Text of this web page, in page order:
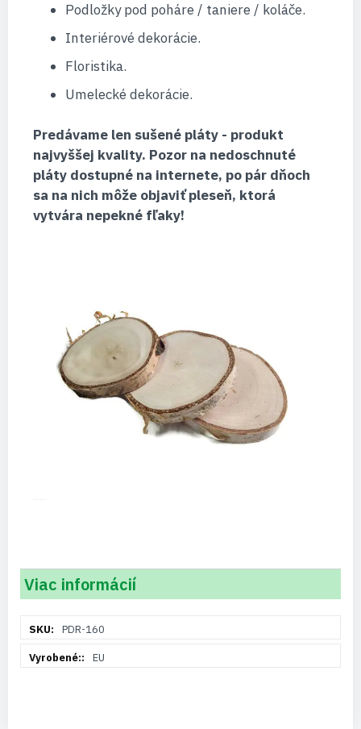
Podložky pod poháre / taniere / koláče.
Interiérové ​​dekorácie.
Floristika.
Umelecké dekorácie.
Predávame len sušené pláty - produkt
najvyššej kvality. Pozor na nedoschnuté
pláty dostupné na internete, po pár dňoch
sa na nich môže objaviť pleseň, ktorá
vytvára nepekné fľaky!
Viac informácií
informáciíPDR-160
EU